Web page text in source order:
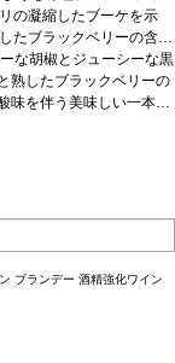
の凝縮したブーケを示
たブラックベリーの含み
心地良い軽やかな酸味を
込み肉、スパイスの効い
シュペートブルグンダー
な胡椒とジューシーな黒
熟したブラックベリーの
味を伴う美味しい一本。
ブランデー 酒精強化ワイン